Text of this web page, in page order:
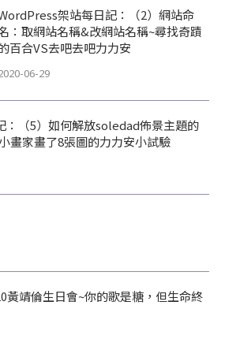
架站每日記：（2）網站命
：取網站名稱&改網站名稱~尋找奇蹟
百合VS去吧去吧力力安
06-29
：（5）如何解放soledad佈景主題的
畫家畫了8張圖的力力安小試驗
黃靖倫生日會~你的歌是糖，但生命終